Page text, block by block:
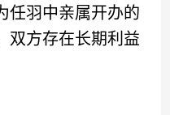
任羽中亲属开办的
双方存在长期利益